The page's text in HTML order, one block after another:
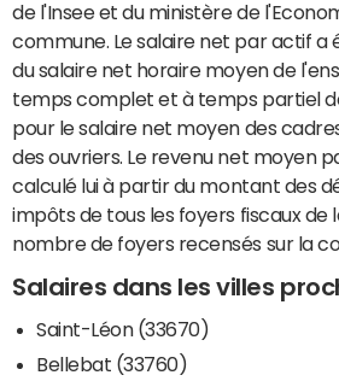
de l'Insee et du ministère de
commune. Le salaire net par actif a
du salaire net horaire moyen de
temps complet et à temps partiel
pour le salaire net moyen des
des ouvriers. Le revenu net moyen
calculé lui à partir du montant des
impôts de tous les foyers fiscaux de
nombre de foyers recensés sur la
Salaires dans les villes
Saint-Léon (33670)
Bellebat (33760)